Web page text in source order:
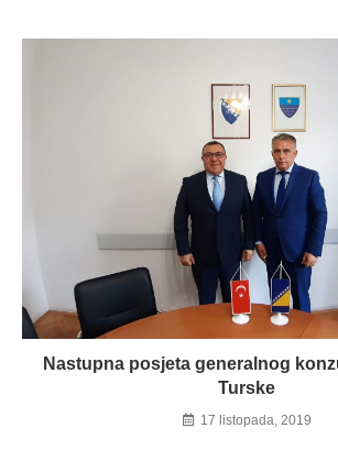
Nastupna posjeta generalnog
Turske
17 listopada, 2019